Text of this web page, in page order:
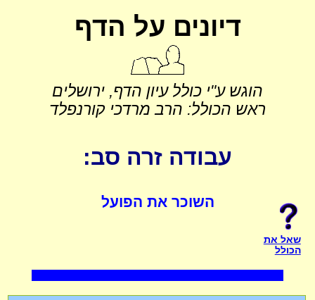
דיונים על הדף
הוגש ע"י כולל עיון הדף, ירושלים
ראש הכולל: הרב מרדכי קורנפלד
עבודה זרה סב:
השוכר את הפועל
שאל את
הכולל